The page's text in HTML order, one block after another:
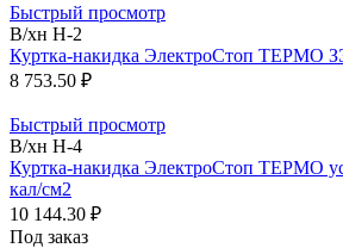
Быстрый просмотр
В/хн Н-2
Куртка-накидка ЭлектроСтоп ТЕРМО
8 753.50 ₽
Быстрый просмотр
В/хн Н-4
Куртка-накидка ЭлектроСтоп ТЕРМО
кал/см2
10 144.30 ₽
Под заказ